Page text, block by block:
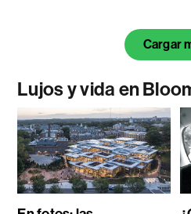
Cargar
Lujos y vida en